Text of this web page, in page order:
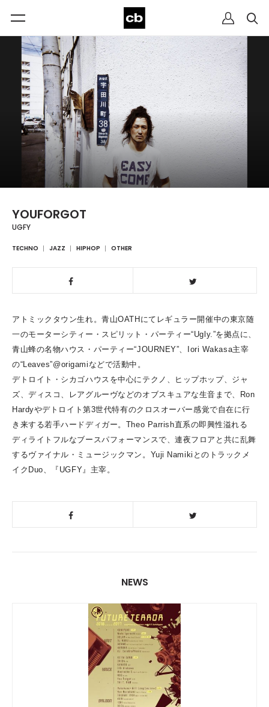
YOUFORGOT
UGFY
TECHNO JAZZ HIPHOP OTHER
アトミックタウン生れ。青山OATHにてレギュラー開催中の東京随
一のモーターシティー・スピリット・パーティー“Ugly.”を拠点に、
青山蜂の名物ハウス・パーティー“JOURNEY”、Iori Wakasa主宰
の“Leaves”@origamiなどで活動中。
デトロイト・シカゴハウスを中心にテクノ、ヒップホップ、ジャ
ズ、ディスコ、レアグルーヴなどのオブスキュアな生音まで、Ron
Hardyやデトロイト第3世代特有のクロスオーバー感覚で自在に行
き来する若手ハードディガー。Theo Parrish直系の即興性溢れる
ディライトフルなブースパフォーマンスで、連夜フロアと共に乱舞
するヴァイナル・ミュージックマン。Yuji Namikiとのトラックメ
イクDuo、『UGFY』主宰。
NEWS